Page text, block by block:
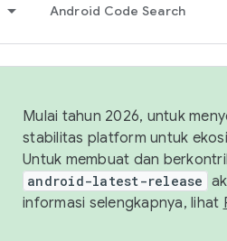
Android Code Search
Mulai tahun 2026, untuk
stabilitas platform untuk
Untuk membuat dan
android-latest-release
informasi selengkapnya, lihat